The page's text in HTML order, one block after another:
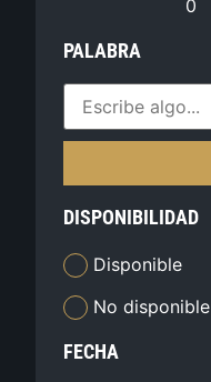
0
PALABRA
DISPONIBILIDAD
Disponible
No disponible
FECHA